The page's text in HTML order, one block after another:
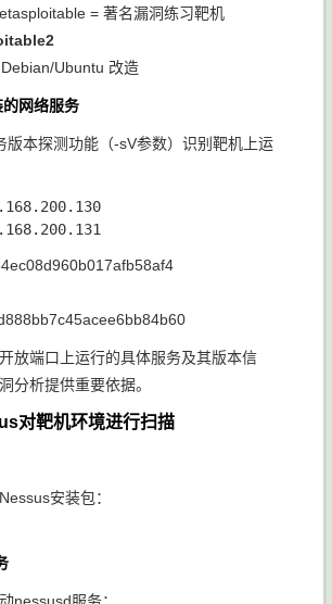
= 著名漏洞练习靶机
Ubuntu 改造
网络服务
版本探测功能（-sV参数）识别靶机上运
放端口上运行的具体服务及其版本信
分析提供重要依据。
对靶机环境进行扫描
安装包：